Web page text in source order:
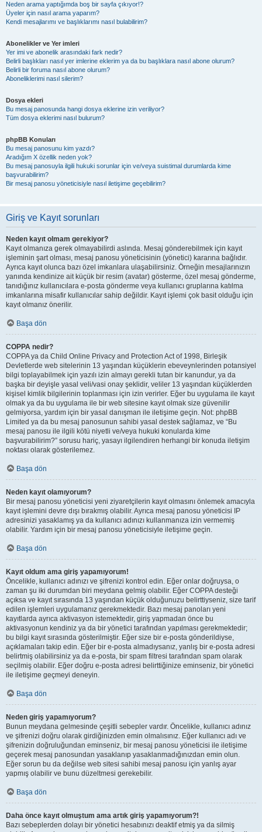
Neden arama yaptığımda boş bir sayfa çıkıyor!?
Üyeler için nasıl arama yaparım?
Kendi mesajlarımı ve başlıklarımı nasıl bulabilirim?
Abonelikler ve Yer imleri
Yer imi ve abonelik arasındaki fark nedir?
Belirli başlıkları nasıl yer imlerine eklerim ya da bu başlıklara nasıl abone olurum?
Belirli bir foruma nasıl abone olurum?
Aboneliklerimi nasıl silerim?
Dosya ekleri
Bu mesaj panosunda hangi dosya eklerine izin veriliyor?
Tüm dosya eklerimi nasıl bulurum?
phpBB Konuları
Bu mesaj panosunu kim yazdı?
Aradığım X özellik neden yok?
Bu mesaj panosuyla ilgili hukuki sorunlar için ve/veya suistimal durumlarda kime
başvurabilirim?
Bir mesaj panosu yöneticisiyle nasıl iletişime geçebilirim?
Giriş ve Kayıt sorunları
Neden kayıt olmam gerekiyor?
Kayıt olmanıza gerek olmayabilirdi aslında. Mesaj gönderebilmek için kayıt
işleminin şart olması, mesaj panosu yöneticisinin (yönetici) kararına bağlıdır.
Ayrıca kayıt olunca bazı özel imkanlara ulaşabilirsiniz. Örneğin mesajlarınızın
yanında kendinize ait küçük bir resim (avatar) gösterme, özel mesaj gönderme,
tanıdığınız kullanıcılara e-posta gönderme veya kullanıcı gruplarına katılma
imkanlarına misafir kullanıcılar sahip değildir. Kayıt işlemi çok basit olduğu için
kayıt olmanız önerilir.
Başa dön
COPPA nedir?
COPPA ya da Child Online Privacy and Protection Act of 1998, Birleşik
Devletlerde web sitelerinin 13 yaşından küçüklerin ebeveynlerinden potansiyel
bilgi toplayabilmek için yazılı izin almayı gerekli tutan bir kanundur, ya da
başka bir deyişle yasal veli/vasi onay şeklidir, veliler 13 yaşından küçüklerden
kişisel kimlik bilgilerinin toplanması için izin verirler. Eğer bu uygulama ile kayıt
olmak ya da bu uygulama ile bir web sitesine kayıt olmak size güvenilir
gelmiyorsa, yardım için bir yasal danışman ile iletişime geçin. Not: phpBB
Limited ya da bu mesaj panosunun sahibi yasal destek sağlamaz, ve “Bu
mesaj panosu ile ilgili kötü niyetli ve/veya hukuki konularda kime
başvurabilirim?” sorusu hariç, yasayı ilgilendiren herhangi bir konuda iletişim
noktası olarak gösterilemez.
Başa dön
Neden kayıt olamıyorum?
Bir mesaj panosu yöneticisi yeni ziyaretçilerin kayıt olmasını önlemek amacıyla
kayıt işlemini devre dışı bırakmış olabilir. Ayrıca mesaj panosu yöneticisi IP
adresinizi yasaklamış ya da kullanıcı adınızı kullanmanıza izin vermemiş
olabilir. Yardım için bir mesaj panosu yöneticisiyle iletişime geçin.
Başa dön
Kayıt oldum ama giriş yapamıyorum!
Öncelikle, kullanıcı adınızı ve şifrenizi kontrol edin. Eğer onlar doğruysa, o
zaman şu iki durumdan biri meydana gelmiş olabilir. Eğer COPPA desteği
açıksa ve kayıt sırasında 13 yaşından küçük olduğunuzu belirttiyseniz, size tarif
edilen işlemleri uygulamanız gerekmektedir. Bazı mesaj panoları yeni
kayıtlarda ayrıca aktivasyon istemektedir, giriş yapmadan önce bu
aktivasyonun kendiniz ya da bir yönetici tarafından yapılması gerekmektedir;
bu bilgi kayıt sırasında gösterilmiştir. Eğer size bir e-posta gönderildiyse,
açıklamaları takip edin. Eğer bir e-posta almadıysanız, yanlış bir e-posta adresi
belirtmiş olabilirsiniz ya da e-posta, bir spam filtresi tarafından spam olarak
seçilmiş olabilir. Eğer doğru e-posta adresi belirttiğinize eminseniz, bir yönetici
ile iletişime geçmeyi deneyin.
Başa dön
Neden giriş yapamıyorum?
Bunun meydana gelmesinde çeşitli sebepler vardır. Öncelikle, kullanıcı adınız
ve şifrenizi doğru olarak girdiğinizden emin olmalısınız. Eğer kullanıcı adı ve
şifrenizin doğruluğundan eminseniz, bir mesaj panosu yöneticisi ile iletişime
geçerek mesaj panosundan yasaklanıp yasaklanmadığınızdan emin olun.
Eğer sorun bu da değilse web sitesi sahibi mesaj panosu için yanlış ayar
yapmış olabilir ve bunu düzeltmesi gerekebilir.
Başa dön
Daha önce kayıt olmuştum ama artık giriş yapamıyorum?!
Bazı sebeplerden dolayı bir yönetici hesabınızı deaktif etmiş ya da silmiş